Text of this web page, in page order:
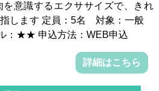
意識するエクササイズで、きれ
指します 定員：5名 対象：一般
：★★ 申込方法：WEB申込
詳細はこちら